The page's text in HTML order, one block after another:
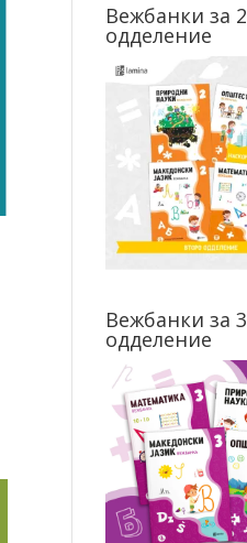
Вежбанки за 2
одделение
Вежбанки за 3
одделение